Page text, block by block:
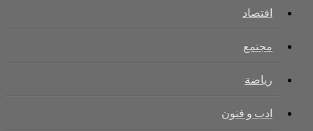
اقتصاد
مجتمع
رياضة
ادب و فنون